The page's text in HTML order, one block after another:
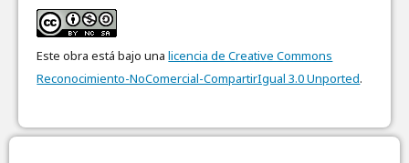
Este obra está bajo unalicencia de Creative Commons
Reconocimiento-NoComercial-CompartirIgual 3.0 Unported.